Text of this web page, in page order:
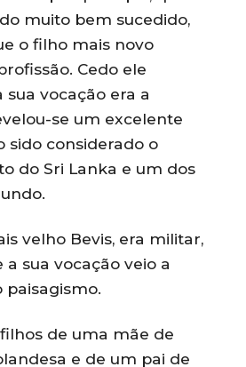
muito bem sucedido,
o filho mais novo
Cedo ele
vocação era a
se um excelente
sido considerado o
do Sri Lanka e um dos
velho Bevis, era militar,
sua vocação veio a
paisagismo.
de uma mãe de
e de um pai de